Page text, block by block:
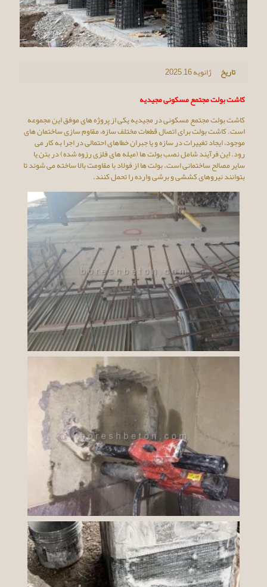
تاریخ
ژانویه 16, 2025
کاشت بولت مجتمع مسکونی مجیدیه
کاشت بولت مجتمع مسکونی در مجیدیه یکی از پروژه های موفق این مجموعه
است. کاشت بولت برای اتصال قطعات مختلف سازه، مقاوم سازی ساختمان های
موجود، ایجاد تغییرات در سازه و یا جبران خطاهای احتمالی در اجرا به کار می
رود. این فرآیند شامل نصب بولت ها (میله های فلزی رزوه شده) در بتن یا
سایر مصالح ساختمانی است. بولت ها از فولاد با مقاومت بالا ساخته می شوند تا
بتوانند نیروهای کششی و برشی وارده را تحمل کنند.